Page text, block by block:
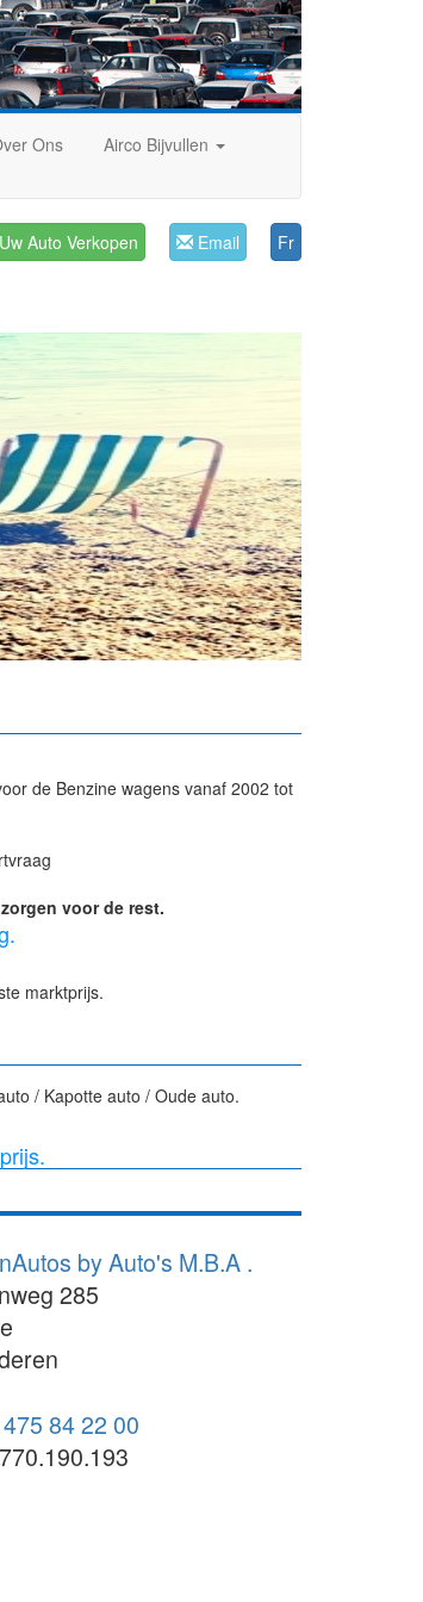
Ons Airco Bijvullen
Fr
Email
Auto Verkopen
de Benzine wagens vanaf 2002 tot
voor de rest.
marktprijs.
/ Kapotte auto / Oude auto.
by Auto's M.B.A .
285
84 22 00